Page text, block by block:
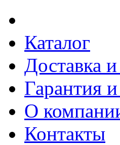
Каталог
Доставка
Гарантия
О
Контакты